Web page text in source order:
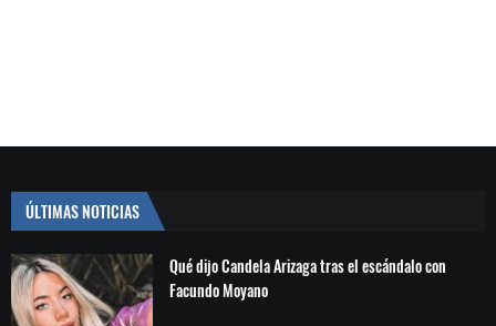
ÚLTIMAS NOTICIAS
Qué dijo Candela Arizaga tras el escándalo con
Facundo Moyano